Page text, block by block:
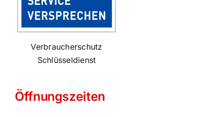
Verbraucherschutz
Schlüsseldienst
Öffnungszeiten